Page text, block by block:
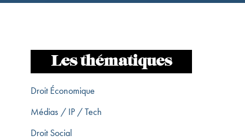
Les thématiques
Droit Économique
Médias / IP / Tech
Droit Social